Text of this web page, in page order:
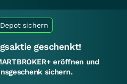
sichern
geschenkt!
eröffnen und
sichern.